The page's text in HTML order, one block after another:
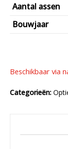
Aantal assen
Bouwjaar
Beschikbaar via
Categorieën: